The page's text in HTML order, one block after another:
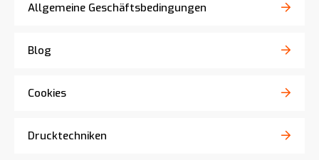
Allgemeine Geschäftsbedingungen
Blog
Cookies
Drucktechniken